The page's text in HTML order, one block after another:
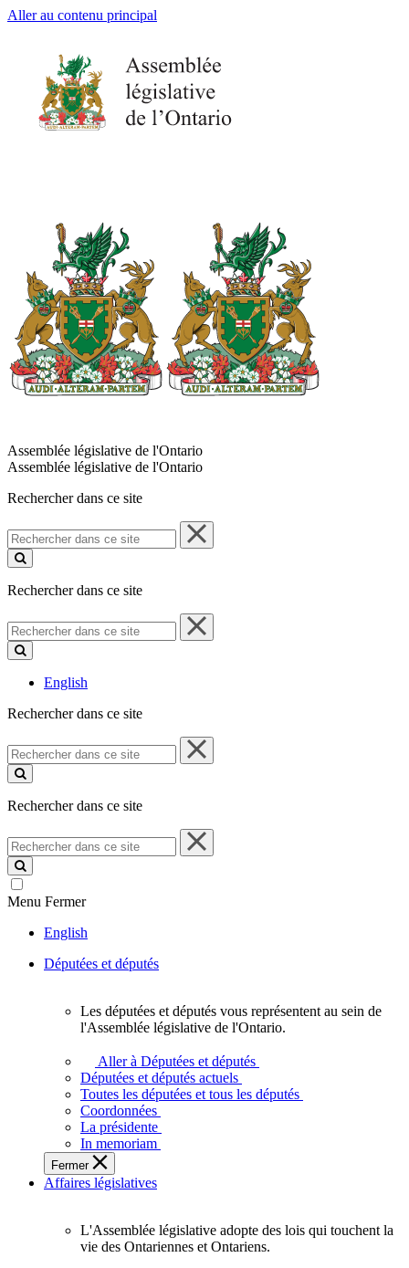
Aller au contenu principal
Assemblée législative de l'Ontario
Assemblée législative de l'Ontario
Rechercher dans ce site
Rechercher
dans
ce
Rechercher dans ce site
Rechercher
dans
ce
English
Rechercher dans ce site
Rechercher
dans
ce
Rechercher dans ce site
Rechercher
dans
ce
site
Menu Fermer
English
Députées et députés
députés
vous
représentent
sein
de
l'Assemblée
législative
l'Ontario.
Les députées et députés vous représentent au sein de
l'Assemblée législative de l'Ontario.
Aller à Députées et députés
Députées et députés actuels
Toutes les députées et tous les députés
Coordonnées
La présidente
In memoriam
Fermer
Affaires législatives
L'Assemblée
L'Assemblée législative adopte des lois qui touchent la
vie des Ontariennes et Ontariens.